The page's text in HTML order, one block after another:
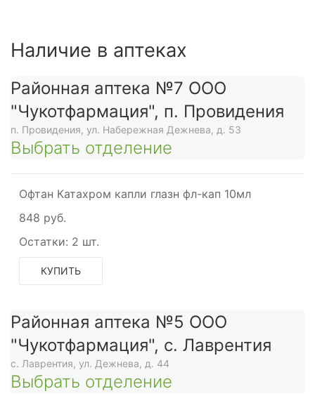
Наличие в аптеках
Районная аптека №7 ООО
"Чукотфармация", п. Провидения
п. Провидения, ул. Набережная Дежнева, д. 53
Выбрать отделение
Офтан Катахром капли глазн фл-кап 10мл
848 руб.
Остатки: 2 шт.
КУПИТЬ
Районная аптека №5 ООО
"Чукотфармация", с. Лаврентия
с. Лаврентия, ул. Дежнева, д. 44
Выбрать отделение